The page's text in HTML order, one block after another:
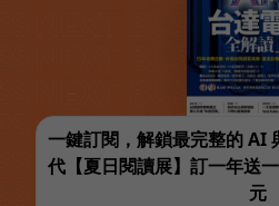
一鍵訂閱，解鎖最完整的 AI
代【夏日閱讀展】訂一年送
元